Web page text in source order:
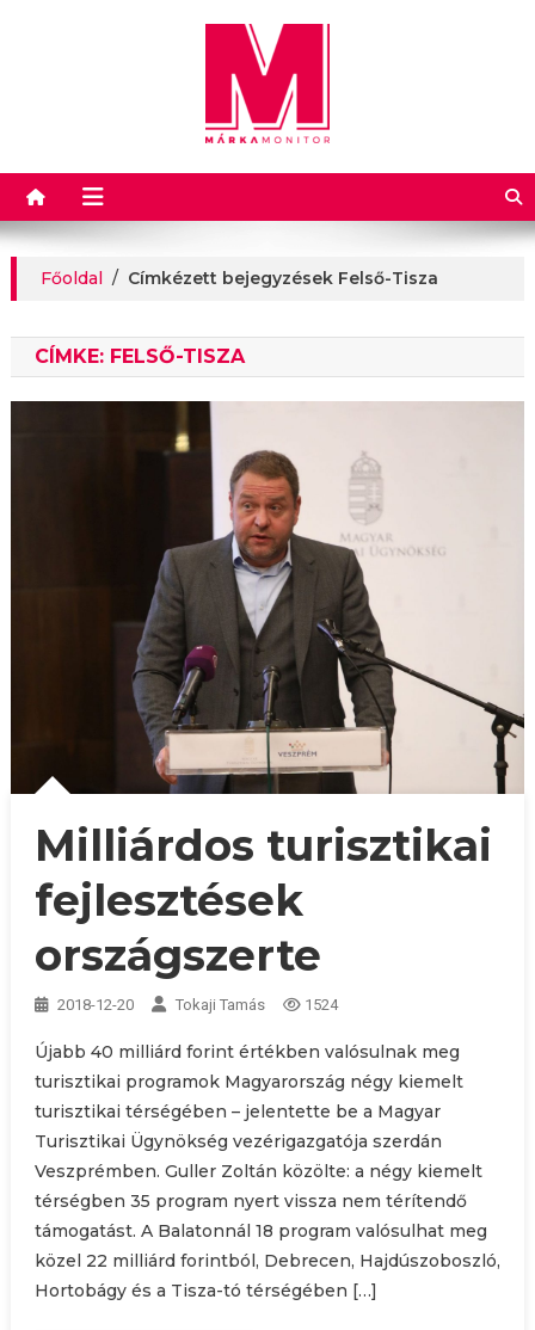
Márkamonitor
Főoldal / Címkézett bejegyzések Felső-Tisza
CÍMKE: FELSŐ-TISZA
Milliárdos turisztikai
fejlesztések
országszerte
2018-12-20 Tokaji Tamás 1524
Újabb 40 milliárd forint értékben valósulnak meg
turisztikai programok Magyarország négy kiemelt
turisztikai térségében – jelentette be a Magyar
Turisztikai Ügynökség vezérigazgatója szerdán
Veszprémben. Guller Zoltán közölte: a négy kiemelt
térségben 35 program nyert vissza nem térítendő
támogatást. A Balatonnál 18 program valósulhat meg
közel 22 milliárd forintból, Debrecen, Hajdúszoboszló,
Hortobágy és a Tisza-tó térségében […]